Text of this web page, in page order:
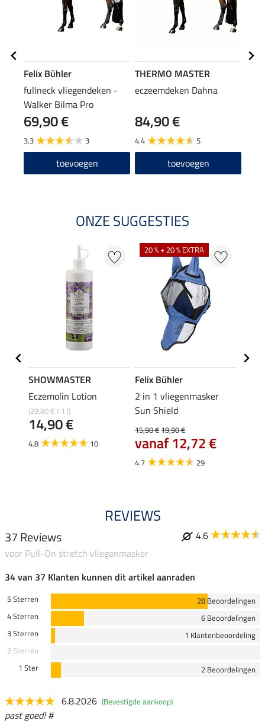
Felix Bühler
fullneck vliegendeken -
Walker Bilma Pro
69,90 €
3.3 3
toevoegen
THERMO MASTER
eczeemdeken Dahna
84,90 €
4.4 5
toevoegen
ONZE SUGGESTIES
SHOWMASTER
Eczemolin Lotion
(29,80 € / 1 l)
14,90 €
4.8 10
20 % + 20 % EXTRA
Felix Bühler
2 in 1 vliegenmasker
Sun Shield
15,90 €19,90 €
vanaf 12,72 €
4.7 29
REVIEWS
37 Reviews
4.6
voor Pull-On stretch vliegenmasker
34 van 37 Klanten kunnen dit artikel aanraden
5 Sterren
28 Beoordelingen
4 Sterren
6 Beoordelingen
3 Sterren
1 Klantenbeoordeling
2 Sterren
1 Ster
2 Beoordelingen
6.8.2026 (Bevestigde aankoop)
past goed! #